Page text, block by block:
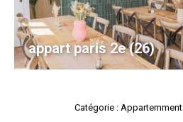
appart paris 2e (26)
Catégorie : Appartemment